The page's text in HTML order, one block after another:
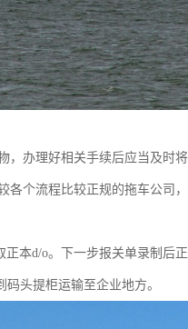
，办理好相关手续后应当及时
个流程比较正规的拖车公司
本d/o。下一步报关单录制后
头提柜运输至企业地方。